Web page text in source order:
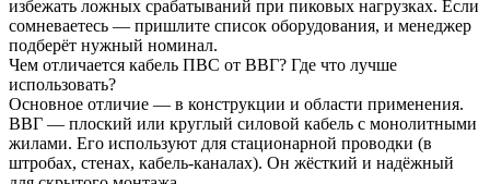
избежать ложных срабатываний при пиковых нагрузках. Если
сомневаетесь — пришлите список оборудования, и менеджер
подберёт нужный номинал.
Чем отличается кабель ПВС от ВВГ? Где что лучше
использовать?
Основное отличие — в конструкции и области применения.
ВВГ — плоский или круглый силовой кабель с монолитными
жилами. Его используют для стационарной проводки (в
штробах, стенах, кабель-каналах). Он жёсткий и надёжный